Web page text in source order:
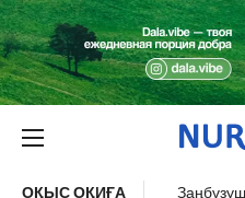
ОҚЫС ОҚИҒА